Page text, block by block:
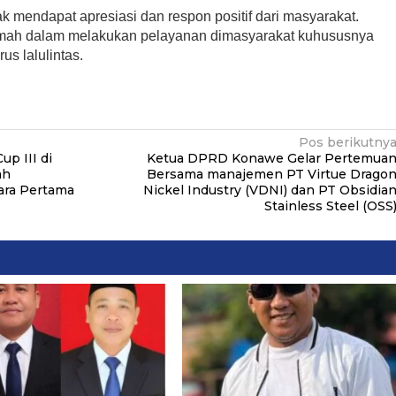
mendapat apresiasi dan respon positif dari masyarakat.
dalam melakukan pelayanan dimasyarakat kuhususnya
lalulintas.
III di
Pertama
Pos berikutnya
Ketua DPRD Konawe Gelar Pertemuan
Bersama manajemen PT Virtue Dragon
Nickel Industry (VDNI) dan PT Obsidian
Stainless Steel (OSS)